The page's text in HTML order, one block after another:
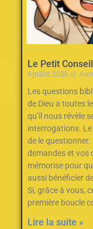
Le Petit
6 juillet 2026
Les questions
de Dieu a toutes
qu’il nous révèle
interrogations.
de le
demandes et vos
mémorise pour
aussi bénéficier
Si, grâce à vous,
première boucle
Lire la suite »